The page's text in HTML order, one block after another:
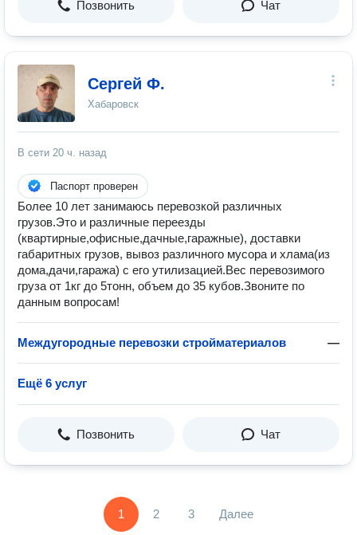
Позвонить Чат
Сергей Ф.
Хабаровск
В сети 20 ч. назад
Паспорт проверен
Более 10 лет занимаюсь перевозкой различных
грузов.Это и различные переезды
(квартирные,офисные,дачные,гаражные), доставки
габаритных грузов, вывоз различного мусора и хлама(из
дома,дачи,гаража) с его утилизацией.Вес перевозимого
груза от 1кг до 5тонн, объем до 35 кубов.Звоните по
данным вопросам!
Междугородные перевозки стройматериалов —
Ещё 6 услуг
Позвонить Чат
1 2 3 Далее